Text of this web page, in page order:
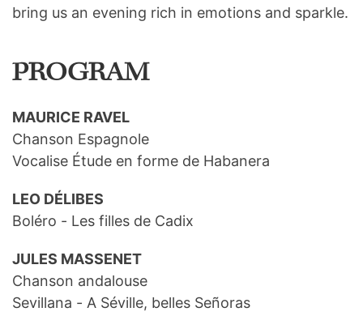
bring us an evening rich in emotions and sparkle.
PROGRAM
MAURICE RAVEL
Chanson Espagnole
Vocalise Étude en forme de Habanera
LEO DÉLIBES
Boléro - Les filles de Cadix
JULES MASSENET
Chanson andalouse
Sevillana - A Séville, belles Señoras